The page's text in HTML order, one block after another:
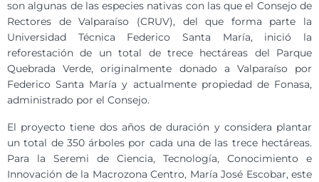
son algunas de las especies nativas con las que el Consejo de
Rectores de Valparaíso (CRUV), del que forma parte la
Universidad Técnica Federico Santa María, inició la
reforestación de un total de trece hectáreas del Parque
Quebrada Verde, originalmente donado a Valparaíso por
Federico Santa María y actualmente propiedad de Fonasa,
administrado por el Consejo.
El proyecto tiene dos años de duración y considera plantar
un total de 350 árboles por cada una de las trece hectáreas.
Para la Seremi de Ciencia, Tecnología, Conocimiento e
Innovación de la Macrozona Centro, María José Escobar, este